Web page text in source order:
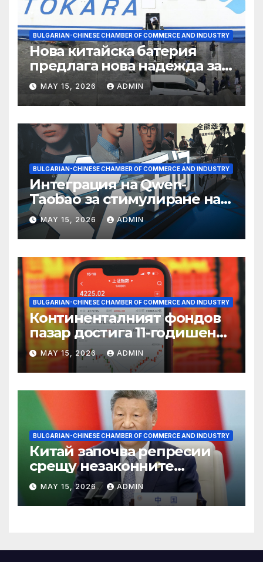
BULGARIAN-CHINESE CHAMBER OF COMMERCE AND INDUSTRY
Нова китайска батерия
предлага нова надежда за
съхранение на водород
MAY 15, 2026 ADMIN
BULGARIAN-CHINESE CHAMBER OF COMMERCE AND INDUSTRY
Интеграция на Qwen-
Taobao за стимулиране на
пазаруването 618
MAY 15, 2026 ADMIN
BULGARIAN-CHINESE CHAMBER OF COMMERCE AND INDUSTRY
Континенталният фондов
пазар достига 11-годишен
връх
MAY 15, 2026 ADMIN
BULGARIAN-CHINESE CHAMBER OF COMMERCE AND INDUSTRY
Китай започва репресии
срещу незаконните
практики в сектора на TCM
MAY 15, 2026 ADMIN